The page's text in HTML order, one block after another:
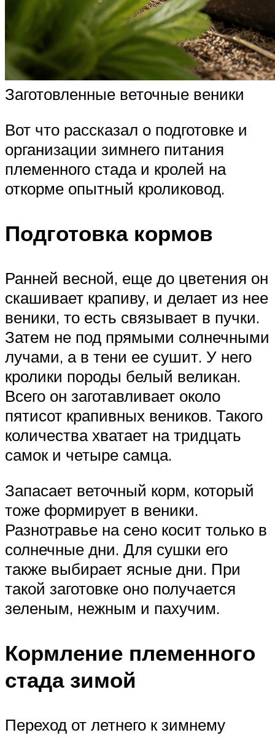
Заготовленные веточные веники
Вот что рассказал о подготовке и
организации зимнего питания
племенного стада и кролей на
откорме опытный кроликовод.
Подготовка кормов
Ранней весной, еще до цветения он
скашивает крапиву, и делает из нее
веники, то есть связывает в пучки.
Затем не под прямыми солнечными
лучами, а в тени ее сушит. У него
кролики породы белый великан.
Всего он заготавливает около
пятисот крапивных веников. Такого
количества хватает на тридцать
самок и четыре самца.
Запасает веточный корм, который
тоже формирует в веники.
Разнотравье на сено косит только в
солнечные дни. Для сушки его
также выбирает ясные дни. При
такой заготовке оно получается
зеленым, нежным и пахучим.
Кормление племенного
стада зимой
Переход от летнего к зимнему